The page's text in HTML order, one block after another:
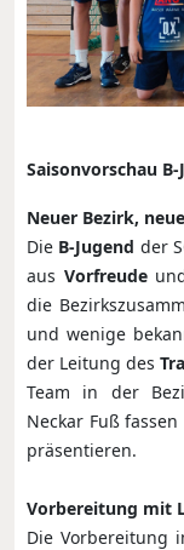
Saisonvorschau
Neuer Bezirk,
Die B-Jugend der
aus Vorfreude
die
und wenige
der Leitung des
Team in der
Neckar Fuß
präsentieren.
Vorbereitung mit
Die Vorbereitung